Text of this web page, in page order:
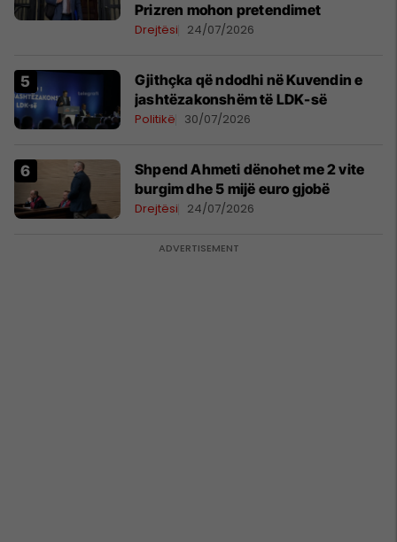
Prizren mohon pretendimet
Drejtësi 24/07/2026
Gjithçka që ndodhi në Kuvendin e
jashtëzakonshëm të LDK-së
Politikë 30/07/2026
Shpend Ahmeti dënohet me 2 vite
burgim dhe 5 mijë euro gjobë
Drejtësi 24/07/2026